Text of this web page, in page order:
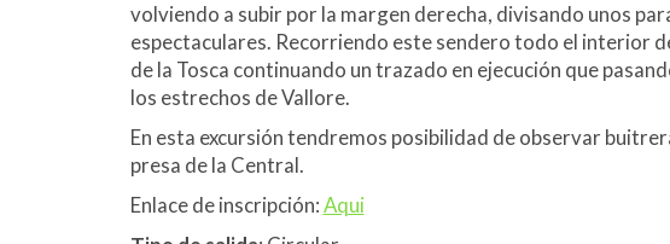
volviendo a subir por la margen derecha, divisando unos
espectaculares. Recorriendo este sendero todo el interior
de la Tosca continuando un trazado en ejecución que
los estrechos de Vallore.
En esta excursión tendremos posibilidad de observar
presa de la Central.
Enlace de inscripción:Aqui